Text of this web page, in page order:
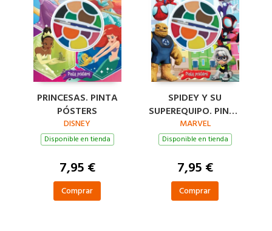
PRINCESAS. PINTA
PÓSTERS
DISNEY
Disponible en tienda
7,95 €
Comprar
SPIDEY Y SU
SUPEREQUIPO. PINTA
PÓSTERS
MARVEL
Disponible en tienda
7,95 €
Comprar